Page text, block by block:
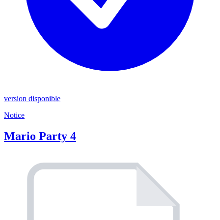
version disponible
Notice
Mario Party 4